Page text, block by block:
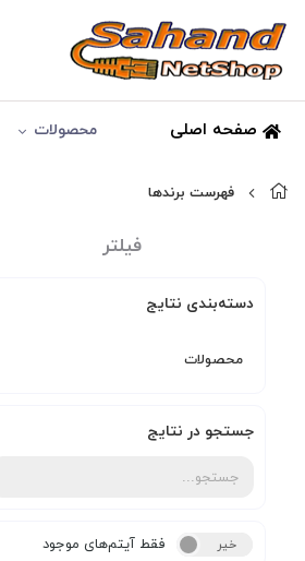
صفحه اصلی محصولات
فهرست برندها
فیلتر
دسته‌بندی نتایج
محصولات
جستجو در نتایج
بله خیر فقط آیتم‌های موجود